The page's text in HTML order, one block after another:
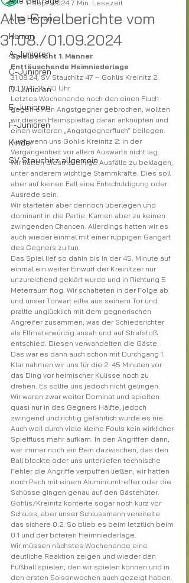
Alte Herren
Herren
A-Junioren
C-Junioren
D-Junioren
E-Junioren
F-Junioren
Kinder
SV Stauchitz allgemein
Alle Spielberichte vom
31.08./01.09.2024
1. Sept. 2024 7 Min. Lesezeit
Spielbericht 1. Männer
Enttäuschende Heimniederlage
31.08.24, SV Stauchitz 47 – Gohlis Kreinitz 2.
0:1 (0:1), 15.00 Uhr
Letztes Wochenende noch den einen Fluch
gegen einen Angstgegner gebrochen, wollten
wir diesen Heimspieltag daran anknüpfen und
einen weiteren „Angstgegnerfluch“ beilegen.
Auch wenn uns Gohlis Kreinitz 2. in der
Vergangenheit vor allem Auswärts nicht lag.
Wir hatten diesmal einige Ausfälle zu beklagen,
unter anderem wichtige Stammkräfte. Dies soll
aber auf keinen Fall eine Entschuldigung oder
Ausrede sein.
Wir starteten aber dennoch überlegen und
dominant in die Partie. Kamen aber zu keinen
zwingenden Chancen. Allerdings hatten wir es
auch wieder einmal mit einer ruppigen Gangart
des Gegners zu tun.
Das Spiel lief so dahin bis in der 45. Minute auf
einmal ein weiter Einwurf der Kreinitzer nur
unzureichend geklärt wurde und in Richtung 5
Meterraum flog. Wir schalteten in der Folge ab
und unser Torwart eilte aus seinem Tor und
prallte unglücklich mit dem gegnerischen
Angreifer zusammen, was der Schiedsrichter
als Elfmeterwürdig ansah und auf Strafstoß
entschied. Diesen verwandelten die Gäste.
Das war es dann auch schon mit Durchgang 1.
Klar nahmen wir uns für die 2. 45 Minuten vor
das Ding vor heimischer Kulisse noch zu
drehen. Es sollte uns jedoch nicht gelingen.
Wir waren zwar weiter Dominat und spielten
quasi nur in des Gegners Hälfte, jedoch
zwingend und richtig gefährlich wurde es nie.
Auch weil durch viele kleine Fouls kein wirklicher
Spielfluss mehr aufkam. In den Angriffen dann,
war immer noch ein Bein dazwischen, das den
Ball blockte oder uns unterliefen technische
Fehler die Angriffe verpuffen ließen, wir hatten
noch Pech mit einem Aluminiumtreffer oder die
Schüsse gingen genau auf den Gästehüter.
Gohlis/Kreinitz konterte sogar noch kurz vor
Schluss, aber unser Schlussmann vereitelte
das sichere 0:2. So blieb es beim letztlich beim
0:1 und der bitteren Heimniederlage.
Wir müssen nächstes Wochenende eine
deutliche Reaktion zeigen und wieder den
Fußball spielen, den wir spielen können und in
den ersten Saisonwochen auch gezeigt haben.